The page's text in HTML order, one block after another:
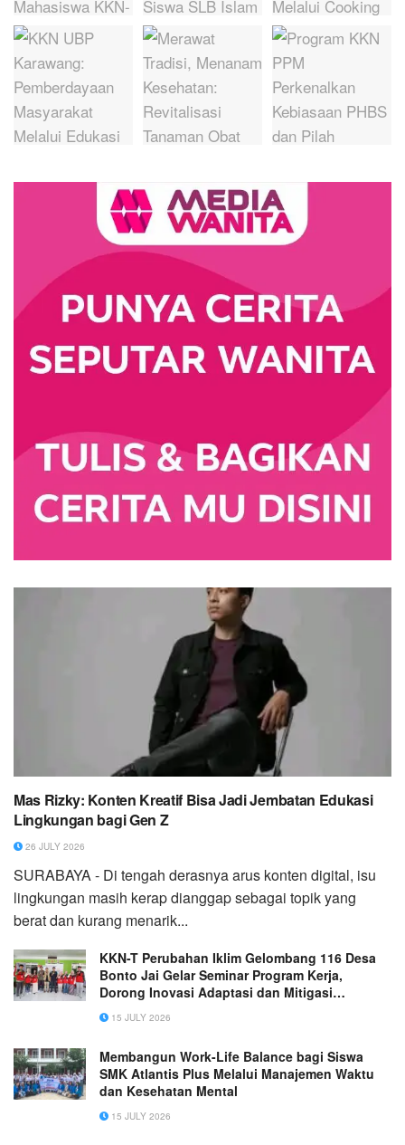
Mas Rizky: Konten Kreatif Bisa Jadi Jembatan Edukasi
Lingkungan bagi Gen Z
26 JULY 2026
SURABAYA - Di tengah derasnya arus konten digital, isu
lingkungan masih kerap dianggap sebagai topik yang
berat dan kurang menarik...
KKN-T Perubahan Iklim Gelombang 116 Desa
Bonto Jai Gelar Seminar Program Kerja,
Dorong Inovasi Adaptasi dan Mitigasi
Perubahan Iklim
15 JULY 2026
Membangun Work-Life Balance bagi Siswa
SMK Atlantis Plus Melalui Manajemen Waktu
dan Kesehatan Mental
15 JULY 2026